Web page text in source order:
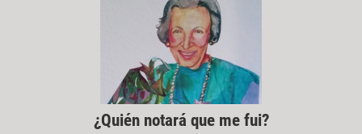
¿Quién notará que me fui?